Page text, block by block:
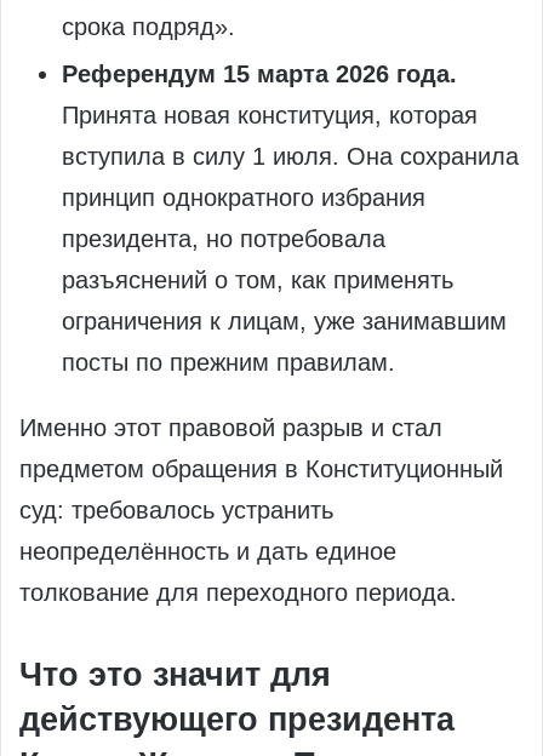
срока подряд».
Референдум 15 марта 2026 года.
Принята новая конституция, которая
вступила в силу 1 июля. Она сохранила
принцип однократного избрания
президента, но потребовала
разъяснений о том, как применять
ограничения к лицам, уже занимавшим
посты по прежним правилам.
Именно этот правовой разрыв и стал
предметом обращения в Конституционный
суд: требовалось устранить
неопределённость и дать единое
толкование для переходного периода.
Что это значит для
действующего президента